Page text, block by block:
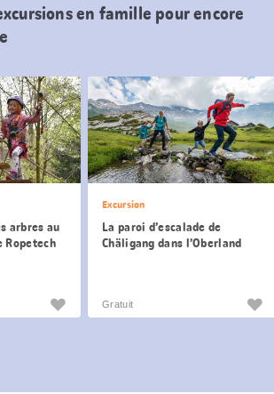
en famille pour encore
arbres au
Ropetech
Excursion
La paroi d’escalade de
Chäligang dans l’Oberland
Gratuit